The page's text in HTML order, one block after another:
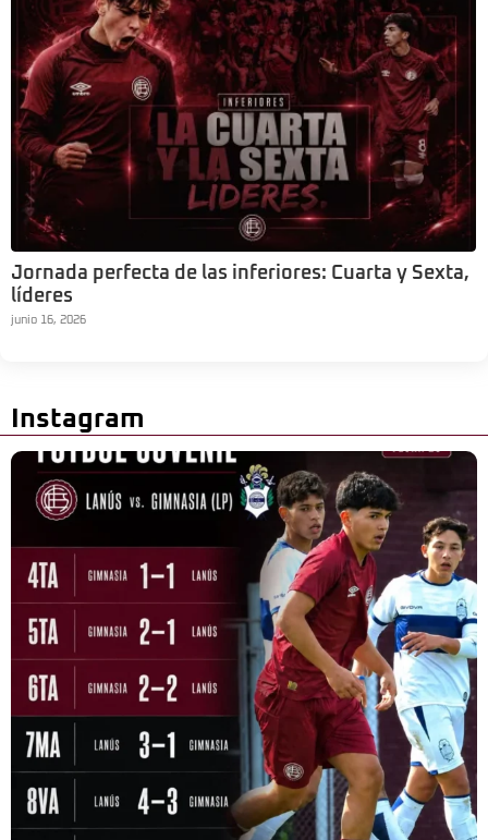
Jornada perfecta de las inferiores: Cuarta y Sexta,
líderes
junio 16, 2026
Instagram